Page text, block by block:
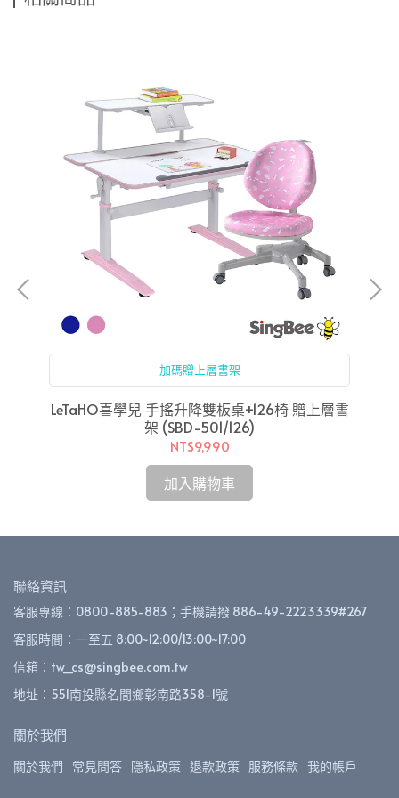
加碼贈上層書架
LeTaHO喜學兒 手搖升降雙板桌+126椅 贈上層書
架 (SBD-501/126)
NT$9,990
加入購物車
聯絡資訊
客服專線：0800-885-883；手機請撥 886-49-2223339#267
客服時間：一至五 8:00~12:00/13:00~17:00
信箱：tw_cs@singbee.com.tw
地址：551南投縣名間鄉彰南路358-1號
關於我們
關於我們 常見問答 隱私政策 退款政策 服務條款 我的帳戶